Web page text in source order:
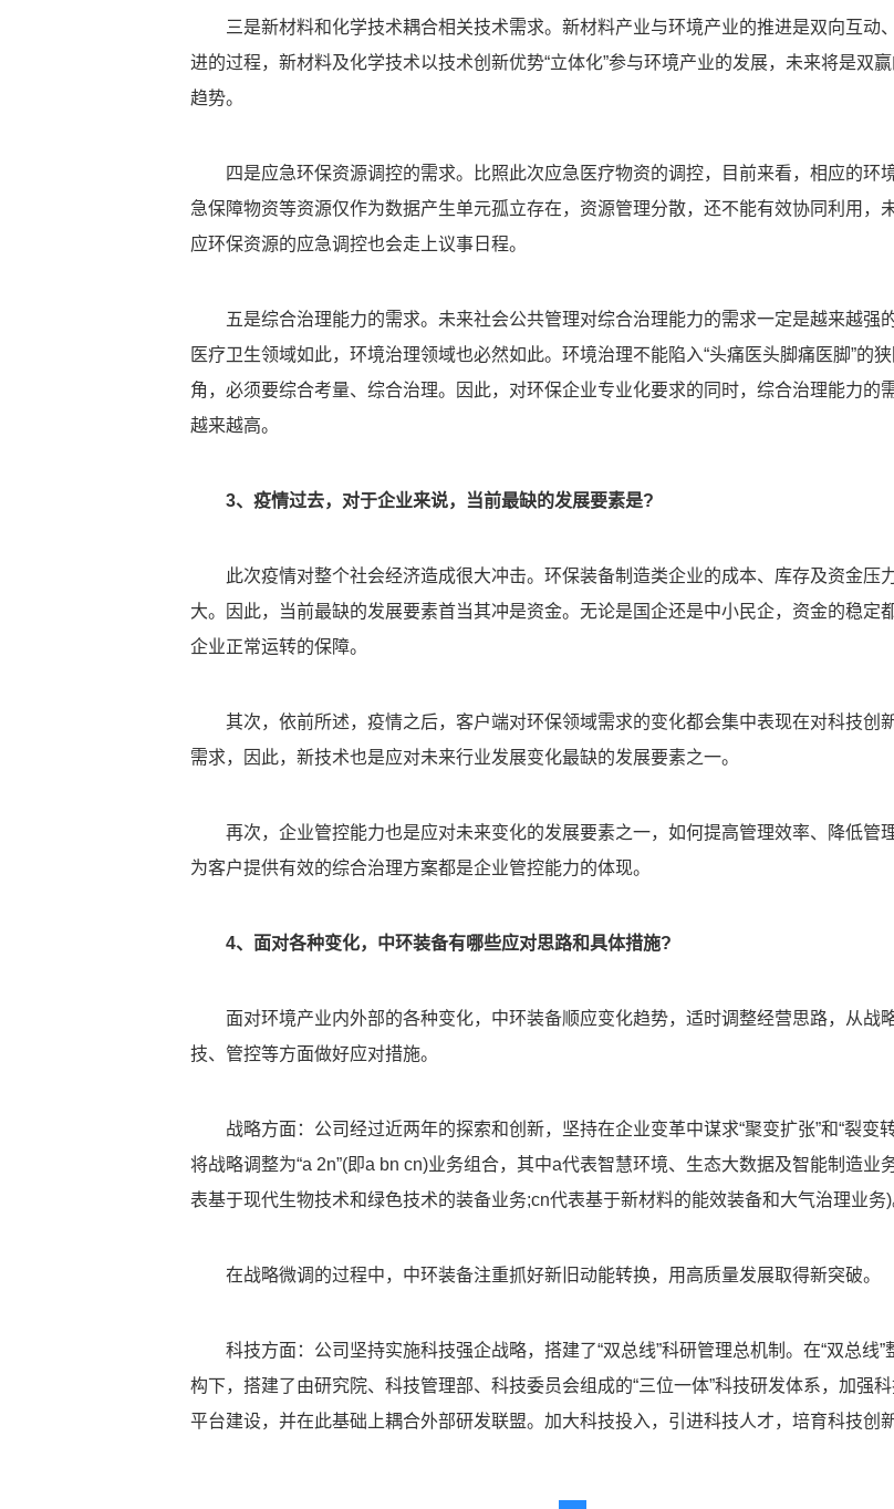
三是新材料和化学技术耦合相关技术需求。新材料产业与环境产业的推进是双向互动
进的过程，新材料及化学技术以技术创新优势“立体化”参与环境产业的发展，未来将是双
趋势。
四是应急环保资源调控的需求。比照此次应急医疗物资的调控，目前来看，相应的环
急保障物资等资源仅作为数据产生单元孤立存在，资源管理分散，还不能有效协同利用，
应环保资源的应急调控也会走上议事日程。
五是综合治理能力的需求。未来社会公共管理对综合治理能力的需求一定是越来越强
医疗卫生领域如此，环境治理领域也必然如此。环境治理不能陷入“头痛医头脚痛医脚”的
角，必须要综合考量、综合治理。因此，对环保企业专业化要求的同时，综合治理能力的
越来越高。
3、疫情过去，对于企业来说，当前最缺的发展要素是?
此次疫情对整个社会经济造成很大冲击。环保装备制造类企业的成本、库存及资金压
大。因此，当前最缺的发展要素首当其冲是资金。无论是国企还是中小民企，资金的稳定
企业正常运转的保障。
其次，依前所述，疫情之后，客户端对环保领域需求的变化都会集中表现在对科技创
需求，因此，新技术也是应对未来行业发展变化最缺的发展要素之一。
再次，企业管控能力也是应对未来变化的发展要素之一，如何提高管理效率、降低管理
为客户提供有效的综合治理方案都是企业管控能力的体现。
4、面对各种变化，中环装备有哪些应对思路和具体措施?
面对环境产业内外部的各种变化，中环装备顺应变化趋势，适时调整经营思路，从战
技、管控等方面做好应对措施。
战略方面：公司经过近两年的探索和创新，坚持在企业变革中谋求“聚变扩张”和“裂变转
将战略调整为“a 2n”(即a bn cn)业务组合，其中a代表智慧环境、生态大数据及智能制造业
表基于现代生物技术和绿色技术的装备业务;cn代表基于新材料的能效装备和大气治理业务)
在战略微调的过程中，中环装备注重抓好新旧动能转换，用高质量发展取得新突破。
科技方面：公司坚持实施科技强企战略，搭建了“双总线”科研管理总机制。在“双总线”
构下，搭建了由研究院、科技管理部、科技委员会组成的“三位一体”科技研发体系，加强
平台建设，并在此基础上耦合外部研发联盟。加大科技投入，引进科技人才，培育科技创新